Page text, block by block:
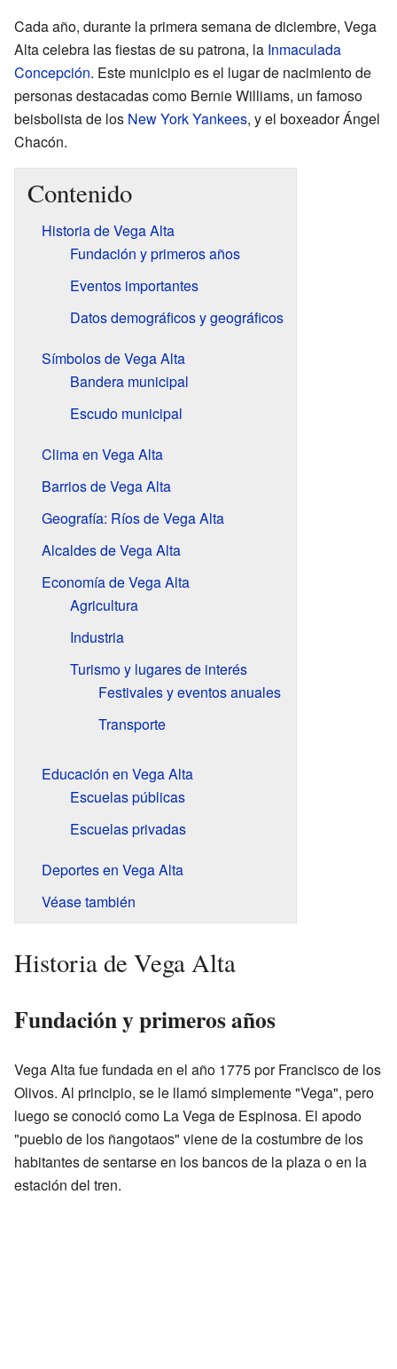
Cada año, durante la primera semana de diciembre, Vega
Alta celebra las fiestas de su patrona, la Inmaculada
Concepción. Este municipio es el lugar de nacimiento de
personas destacadas como Bernie Williams, un famoso
beisbolista de los New York Yankees, y el boxeador Ángel
Chacón.
Contenido
Historia de Vega Alta
Fundación y primeros años
Eventos importantes
Datos demográficos y geográficos
Símbolos de Vega Alta
Bandera municipal
Escudo municipal
Clima en Vega Alta
Barrios de Vega Alta
Geografía: Ríos de Vega Alta
Alcaldes de Vega Alta
Economía de Vega Alta
Agricultura
Industria
Turismo y lugares de interés
Festivales y eventos anuales
Transporte
Educación en Vega Alta
Escuelas públicas
Escuelas privadas
Deportes en Vega Alta
Véase también
Historia de Vega Alta
Fundación y primeros años
Vega Alta fue fundada en el año 1775 por Francisco de los
Olivos. Al principio, se le llamó simplemente "Vega", pero
luego se conoció como La Vega de Espinosa. El apodo
"pueblo de los ñangotaos" viene de la costumbre de los
habitantes de sentarse en los bancos de la plaza o en la
estación del tren.